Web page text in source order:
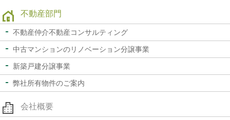
不動産部門
不動産仲介不動産コンサルティング
中古マンションのリノベーション分譲事業
新築戸建分譲事業
弊社所有物件のご案内
会社概要